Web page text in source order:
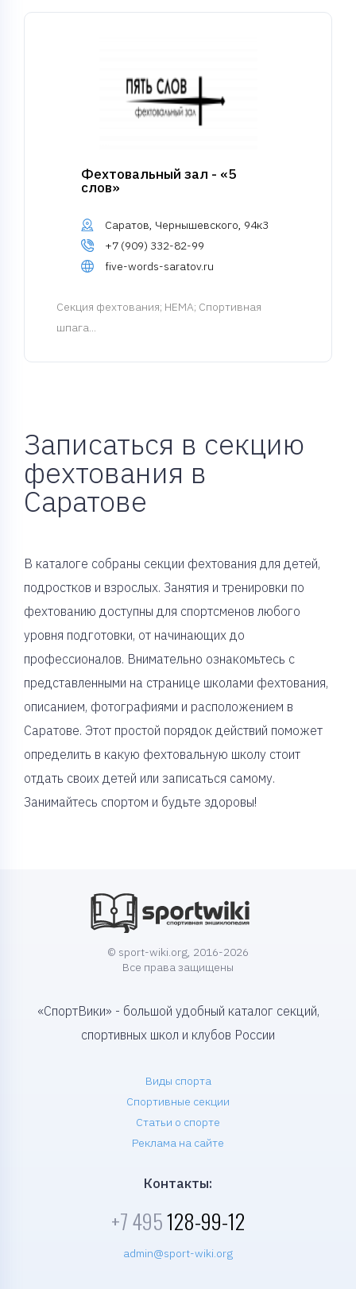
Фехтовальный зал - «5
слов»
Саратов, Чернышевского, 94к3
+7 (909) 332-82-99
five-words-saratov.ru
Cекция фехтования; HEMA; Спортивная
шпага...
Записаться в секцию
фехтования в
Саратове
В каталоге собраны секции фехтования для детей,
подростков и взрослых. Занятия и тренировки по
фехтованию доступны для спортсменов любого
уровня подготовки, от начинающих до
профессионалов. Внимательно ознакомьтесь с
представленными на странице школами фехтования,
описанием, фотографиями и расположением в
Саратове. Этот простой порядок действий поможет
определить в какую фехтовальную школу стоит
отдать своих детей или записаться самому.
Занимайтесь спортом и будьте здоровы!
© sport-wiki.org, 2016-2026
Все права защищены
«СпортВики» - большой удобный каталог секций,
спортивных школ и клубов России
Виды спорта
Спортивные секции
Статьи о спорте
Реклама на сайте
Контакты:
+7 495128-99-12
admin@sport-wiki.org